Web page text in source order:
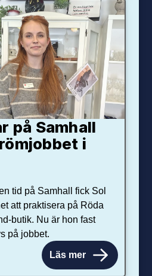
på Sam­hall
i
tid på Samhall fick Sol
att praktisera på Röda
butik. Nu är hon fast
på jobbet.
Läs mer